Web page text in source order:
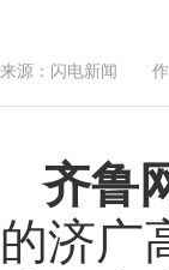
来源： 闪电新闻
齐鲁
的济广